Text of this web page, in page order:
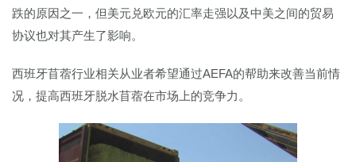
跌的原因之一，但美元兑欧元的汇率走强以及中美之间的贸易
协议也对其产生了影响。
西班牙苜蓿行业相关从业者希望通过AEFA的帮助来改善当前情
况，提高西班牙脱水苜蓿在市场上的竞争力。